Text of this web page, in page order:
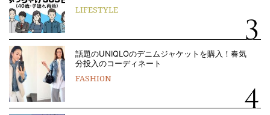
LIFESTYLE
話題のUNIQLOのデニムジャケットを購入！春気
分投入のコーディネート
FASHION